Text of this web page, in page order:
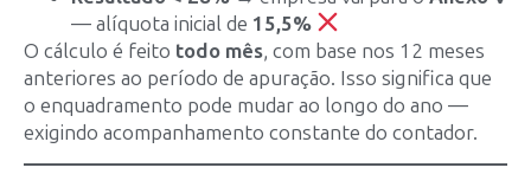
— alíquota inicial de 15,5%
O cálculo é feito todo mês, com base nos 12 meses
anteriores ao período de apuração. Isso significa que
o enquadramento pode mudar ao longo do ano —
exigindo acompanhamento constante do contador.